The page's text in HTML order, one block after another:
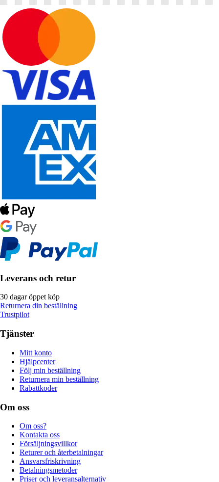
Leverans och retur
30 dagar öppet köp
Returnera din beställning
Trustpilot
Tjänster
Mitt konto
Hjälpcenter
Följ min beställning
Returnera min beställning
Rabattkoder
Om oss
Om oss?
Kontakta oss
Försäljningsvillkor
Returer och återbetalningar
Ansvarsfriskrivning
Betalningsmetoder
Priser och leveransalternativ